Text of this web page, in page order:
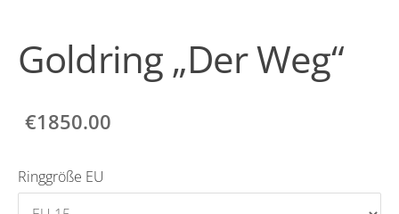
Goldring „Der Weg“
€1850.00
Ringgröße EU